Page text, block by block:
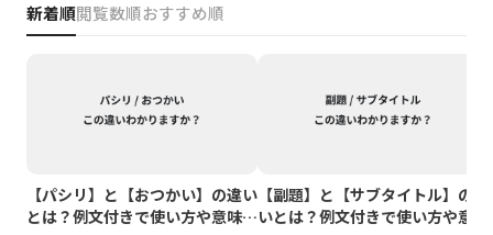
新着順閲覧数順おすすめ順
【パシリ】と【おつかい】の違い
とは？例文付きで使い方や意味を
【副題】と【サブタイトル】の違
いとは？例文付きで使い方や意味